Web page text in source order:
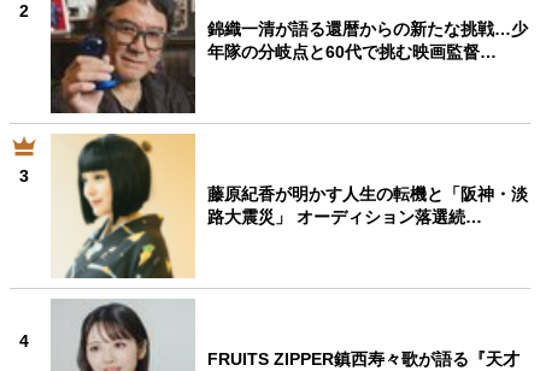
2
錦織一清が語る還暦からの新たな挑戦…少
年隊の分岐点と60代で挑む映画監督…
3
藤原紀香が明かす人生の転機と「阪神・淡
路大震災」 オーディション落選続…
4
FRUITS ZIPPER鎮西寿々歌が語る『天才